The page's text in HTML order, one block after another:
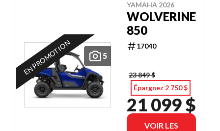
5
EN PROMOTION
YAMAHA 2026
WOLVERINE
850
17040
23 849 $
Épargnez 2 750 $
21 099 $
VOIR LES